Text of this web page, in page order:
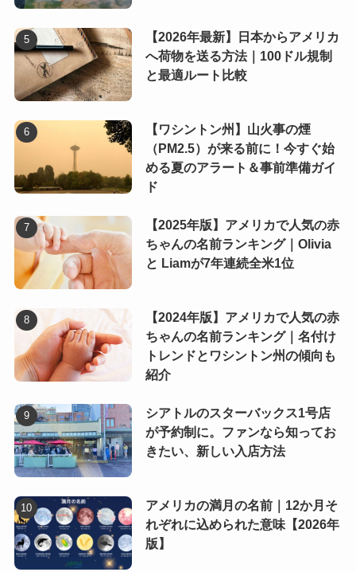
【2026年最新】日本からアメリカ
へ荷物を送る方法｜100ドル規制
と最適ルート比較
【ワシントン州】山火事の煙
（PM2.5）が来る前に！今すぐ始
める夏のアラート＆事前準備ガイ
ド
【2025年版】アメリカで人気の赤
ちゃんの名前ランキング｜Olivia
と Liamが7年連続全米1位
【2024年版】アメリカで人気の赤
ちゃんの名前ランキング｜名付け
トレンドとワシントン州の傾向も
紹介
シアトルのスターバックス1号店
が予約制に。ファンなら知ってお
きたい、新しい入店方法
アメリカの満月の名前｜12か月そ
れぞれに込められた意味【2026年
版】